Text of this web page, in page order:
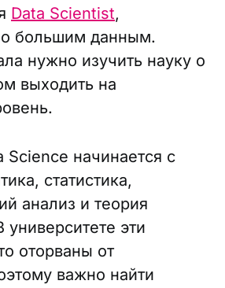
Data Scientist,
большим данным.
нужно изучить науку о
выходить на
Science начинается с
статистика,
анализ и теория
университете эти
оторваны от
важно найти